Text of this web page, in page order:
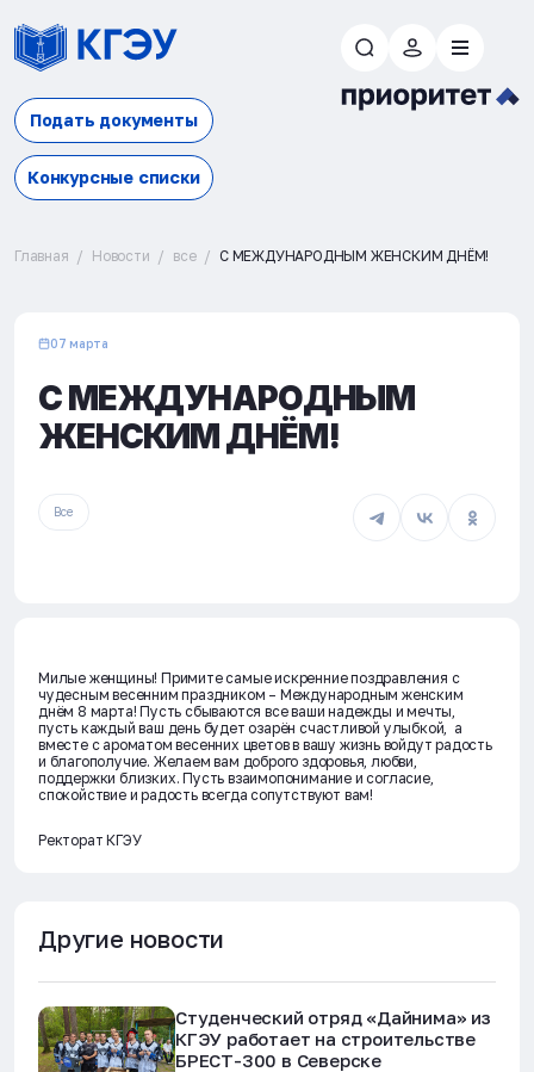
Подать документы
Конкурсные списки
Главная Новости все С МЕЖДУНАРОДНЫМ ЖЕНСКИМ ДНЁМ!
07 марта
С МЕЖДУНАРОДНЫМ
ЖЕНСКИМ ДНЁМ!
Все
Милые женщины! Примите самые искренние поздравления с
чудесным весенним праздником – Международным женским
днём 8 марта! Пусть сбываются все ваши надежды и мечты,
пусть каждый ваш день будет озарён счастливой улыбкой, а
вместе с ароматом весенних цветов в вашу жизнь войдут радость
и благополучие. Желаем вам доброго здоровья, любви,
поддержки близких. Пусть взаимопонимание и согласие,
спокойствие и радость всегда сопутствуют вам!
Ректорат КГЭУ
Другие новости
Студенческий отряд «Дайнима» из
КГЭУ работает на строительстве
БРЕСТ-300 в Северске